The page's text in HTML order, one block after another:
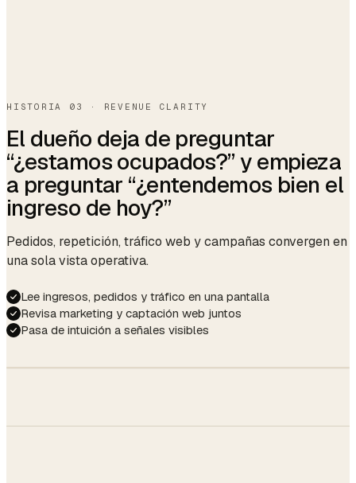
Last formula OPI Funny Bunny + topcoat
21 days
Next due
Member
Confirmation sent.
☕ ready as always.
auto · 09:14
HISTORIA 03 · REVENUE CLARITY
El dueño deja de preguntar
“¿estamos ocupados?” y empieza
a preguntar “¿entendemos bien el
ingreso de hoy?”
Pedidos, repetición, tráfico web y campañas convergen en
una sola vista operativa.
Lee ingresos, pedidos y tráfico en una pantalla
Revisa marketing y captación web juntos
Pasa de intuición a señales visibles
14.2%
Storefront